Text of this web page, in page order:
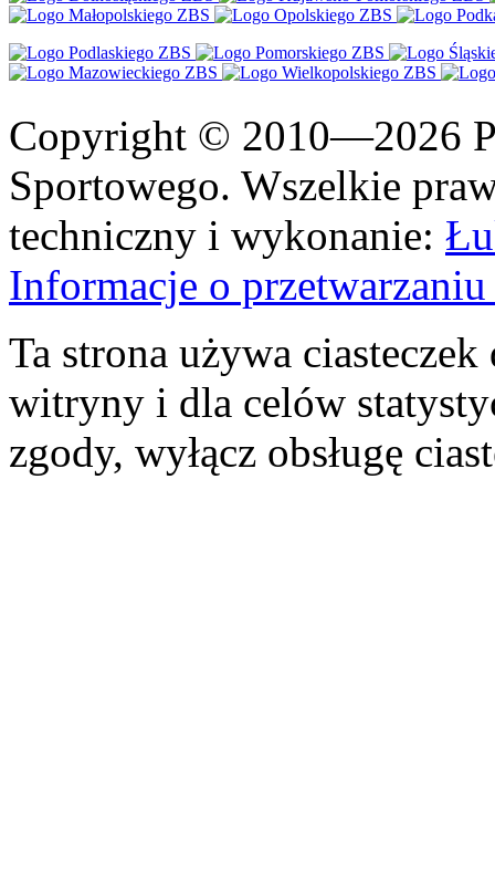
Copyright © 2010—2026
Sportowego. Wszelkie
techniczny i wykonanie:
Informacje o
Ta strona używa
witryny i dla celów
zgody, wyłącz obsługę